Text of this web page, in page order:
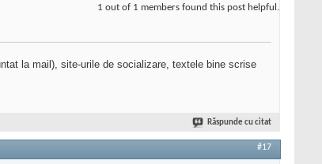
1 out of 1 members found this post helpful.
la mail), site-urile de socializare, textele bine scrise
Răspunde cu citat
#17